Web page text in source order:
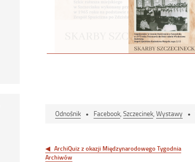
Format
Odnośnik Facebook, Szczecinek, Wystawy
wpisu
ArchiQuiz z okazji Międzynarodowego Tygodnia
Archiwów